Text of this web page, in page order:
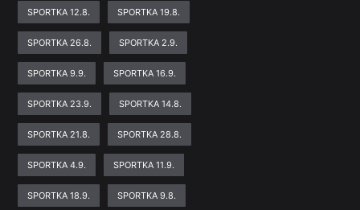
SPORTKA 12.8. SPORTKA 19.8.
SPORTKA 26.8. SPORTKA 2.9.
SPORTKA 9.9. SPORTKA 16.9.
SPORTKA 23.9. SPORTKA 14.8.
SPORTKA 21.8. SPORTKA 28.8.
SPORTKA 4.9. SPORTKA 11.9.
SPORTKA 18.9. SPORTKA 9.8.